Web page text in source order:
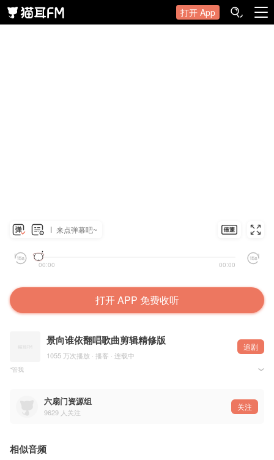
打开 App
来点弹幕吧~
00:00 00:00
打开 APP 免费收听
景向谁依翻唱歌曲剪辑精修版
1055 万次播放 · 播客 · 连载中
追剧
“管我
兵临城下 想逃都没用”
原唱：周杰伦
禁二传 禁二改
六扇门资源组
9629 人关注
关注
相似音频